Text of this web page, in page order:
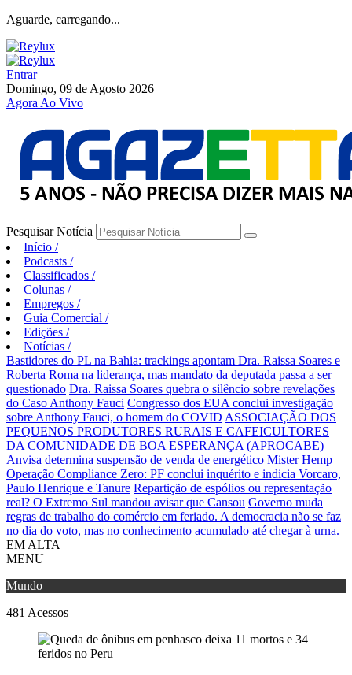
Aguarde, carregando...
Entrar
Domingo, 09 de Agosto 2026
Agora Ao Vivo
Pesquisar Notícia
Início /
Podcasts /
Classificados /
Colunas /
Empregos /
Guia Comercial /
Edições /
Notícias /
Bastidores do PL na Bahia: trackings apontam Dra. Raissa Soares e
Roberta Roma na liderança, mas mandato da deputada passa a ser
questionado Dra. Raissa Soares quebra o silêncio sobre revelações
do Caso Anthony Fauci Congresso dos EUA conclui investigação
sobre Anthony Fauci, o homem do COVID ASSOCIAÇÃO DOS
PEQUENOS PRODUTORES RURAIS E CAFEICULTORES
DA COMUNIDADE DE BOA ESPERANÇA (APROCABE)
Anvisa determina suspensão de venda de energético Mister Hemp
Operação Compliance Zero: PF conclui inquérito e indicia Vorcaro,
Paulo Henrique e Tanure Repartição de espólios ou representação
real? O Extremo Sul mandou avisar que Cansou Governo muda
regras de trabalho do comércio em feriado. A democracia não se faz
no dia do voto, mas no conhecimento acumulado até chegar à urna.
EM ALTA
MENU
Mundo
481 Acessos